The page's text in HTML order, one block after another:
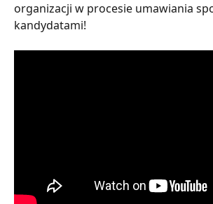
organizacji w procesie umawiania
kandydatami!